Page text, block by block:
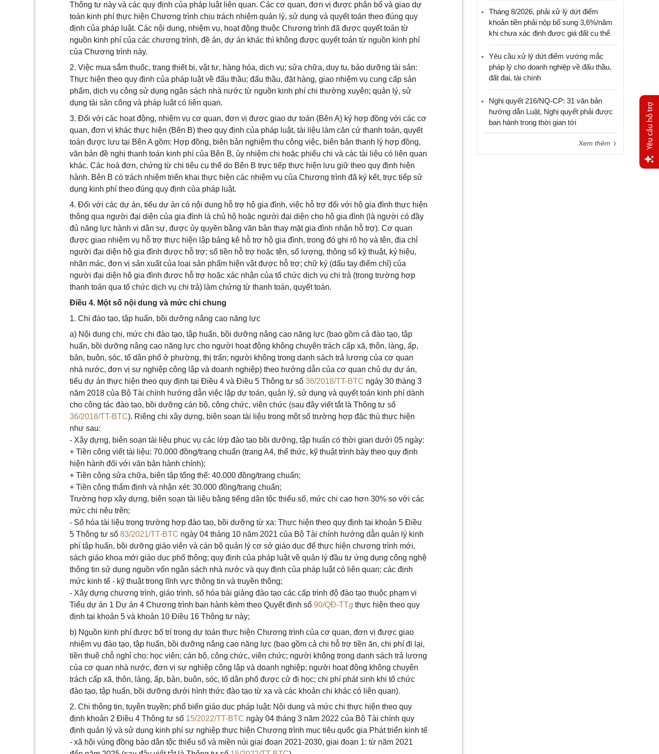
Thông tư này và các quy định của pháp luật liên quan. Các cơ quan, đơn vị được phân bổ và giao dự
toán kinh phí thực hiện Chương trình chịu trách nhiệm quản lý, sử dụng và quyết toán theo đúng quy
định của pháp luật. Các nội dung, nhiệm vụ, hoạt động thuộc Chương trình đã được quyết toán từ
nguồn kinh phí của các chương trình, đề án, dự án khác thì không được quyết toán từ nguồn kinh phí
của Chương trình này.
2. Việc mua sắm thuốc, trang thiết bị, vật tư, hàng hóa, dịch vụ; sửa chữa, duy tu, bảo dưỡng tài sản:
Thực hiện theo quy định của pháp luật về đấu thầu; đấu thầu, đặt hàng, giao nhiệm vụ cung cấp sản
phẩm, dịch vụ công sử dụng ngân sách nhà nước từ nguồn kinh phí chi thường xuyên; quản lý, sử
dụng tài sản công và pháp luật có liên quan.
3. Đối với các hoạt động, nhiệm vụ cơ quan, đơn vị được giao dự toán (Bên A) ký hợp đồng với các cơ
quan, đơn vị khác thực hiện (Bên B) theo quy định của pháp luật, tài liệu làm căn cứ thanh toán, quyết
toán được lưu tại Bên A gồm: Hợp đồng, biên bản nghiệm thu công việc, biên bản thanh lý hợp đồng,
văn bản đề nghị thanh toán kinh phí của Bên B, ủy nhiệm chi hoặc phiếu chi và các tài liệu có liên quan
khác. Các hoá đơn, chứng từ chi tiêu cụ thể do Bên B trực tiếp thực hiện lưu giữ theo quy định hiện
hành. Bên B có trách nhiệm triển khai thực hiện các nhiệm vụ của Chương trình đã ký kết, trực tiếp sử
dụng kinh phí theo đúng quy định của pháp luật.
4. Đối với các dự án, tiểu dự án có nội dung hỗ trợ hộ gia đình, việc hỗ trợ đối với hộ gia đình thực hiện
thông qua người đại diện của gia đình là chủ hộ hoặc người đại diện cho hộ gia đình (là người có đầy
đủ năng lực hành vi dân sự, được ủy quyền bằng văn bản thay mặt gia đình nhận hỗ trợ). Cơ quan
được giao nhiệm vụ hỗ trợ thực hiện lập bảng kê hỗ trợ hộ gia đình, trong đó ghi rõ họ và tên, địa chỉ
người đại diện hộ gia đình được hỗ trợ; số tiền hỗ trợ hoặc tên, số lượng, thông số kỹ thuật, ký hiệu,
nhãn mác, đơn vị sản xuất của loại sản phẩm hiện vật được hỗ trợ; chữ ký (dấu tay điểm chỉ) của
người đại diện hộ gia đình được hỗ trợ hoặc xác nhận của tổ chức dịch vụ chi trả (trong trường hợp
thanh toán qua tổ chức dịch vụ chi trả) làm chứng từ thanh toán, quyết toán.
Điều 4. Một số nội dung và mức chi chung
1. Chi đào tạo, tập huấn, bồi dưỡng nâng cao năng lực
a) Nội dung chi, mức chi đào tạo, tập huấn, bồi dưỡng nâng cao năng lực (bao gồm cả đào tạo, tập
huấn, bồi dưỡng nâng cao năng lực cho người hoạt động không chuyên trách cấp xã, thôn, làng, ấp,
bản, buôn, sóc, tổ dân phố ở phường, thị trấn; người không trong danh sách trả lương của cơ quan
nhà nước, đơn vị sự nghiệp công lập và doanh nghiệp) theo hướng dẫn của cơ quan chủ dự dự án,
tiểu dự án thực hiện theo quy định tại Điều 4 và Điều 5 Thông tư số 36/2018/TT-BTC ngày 30 tháng 3
năm 2018 của Bộ Tài chính hướng dẫn việc lập dự toán, quản lý, sử dụng và quyết toán kinh phí dành
cho công tác đào tạo, bồi dưỡng cán bộ, công chức, viên chức (sau đây viết tắt là Thông tư số
36/2018/TT-BTC). Riêng chi xây dựng, biên soạn tài liệu trong một số trường hợp đặc thù thực hiện
như sau:
- Xây dựng, biên soạn tài liệu phục vụ các lớp đào tạo bồi dưỡng, tập huấn có thời gian dưới 05 ngày:
+ Tiền công viết tài liệu: 70.000 đồng/trang chuẩn (trang A4, thể thức, kỹ thuật trình bày theo quy định
hiện hành đối với văn bản hành chính);
+ Tiền công sửa chữa, biên tập tổng thể: 40.000 đồng/trang chuẩn;
+ Tiền công thẩm định và nhận xét: 30.000 đồng/trang chuẩn;
Trường hợp xây dựng, biên soạn tài liệu bằng tiếng dân tộc thiểu số, mức chi cao hơn 30% so với các
mức chi nêu trên;
- Số hóa tài liệu trong trường hợp đào tạo, bồi dưỡng từ xa: Thực hiện theo quy định tại khoản 5 Điều
5 Thông tư số 83/2021/TT-BTC ngày 04 tháng 10 năm 2021 của Bộ Tài chính hướng dẫn quản lý kinh
phí tập huấn, bồi dưỡng giáo viên và cán bộ quản lý cơ sở giáo dục để thực hiện chương trình mới,
sách giáo khoa mới giáo dục phổ thông; quy định của pháp luật về quản lý đầu tư ứng dụng công nghệ
thông tin sử dụng nguồn vốn ngân sách nhà nước và quy định của pháp luật có liên quan; các định
mức kinh tế - kỹ thuật trong lĩnh vực thông tin và truyền thông;
- Xây dựng chương trình, giáo trình, số hóa bài giảng đào tạo các cấp trình độ đào tạo thuộc phạm vi
Tiểu dự án 1 Dự án 4 Chương trình ban hành kèm theo Quyết định số 90/QĐ-TTg thực hiện theo quy
định tại khoản 5 và khoản 10 Điều 16 Thông tư này;
b) Nguồn kinh phí được bố trí trong dự toán thực hiện Chương trình của cơ quan, đơn vị được giao
nhiệm vụ đào tạo, tập huấn, bồi dưỡng nâng cao năng lực (bao gồm cả chi hỗ trợ tiền ăn, chi phí đi lại,
tiền thuê chỗ nghỉ cho: học viên; cán bộ, công chức, viên chức; người không trong danh sách trả lương
của cơ quan nhà nước, đơn vị sự nghiệp công lập và doanh nghiệp; người hoạt động không chuyên
trách cấp xã, thôn, làng, ấp, bản, buôn, sóc, tổ dân phố được cử đi học; chi phí phát sinh khi tổ chức
đào tạo, tập huấn, bồi dưỡng dưới hình thức đào tạo từ xa và các khoản chi khác có liên quan).
2. Chi thông tin, tuyên truyền; phổ biến giáo dục pháp luật: Nội dung và mức chi thực hiện theo quy
định khoản 2 Điều 4 Thông tư số 15/2022/TT-BTC ngày 04 tháng 3 năm 2022 của Bộ Tài chính quy
định quản lý và sử dụng kinh phí sự nghiệp thực hiện Chương trình mục tiêu quốc gia Phát triển kinh tế
- xã hội vùng đồng bào dân tộc thiểu số và miền núi giai đoạn 2021-2030, giai đoạn 1: từ năm 2021
Tháng 8/2026, phải xử lý dứt điểm
khoản tiền phải nộp bổ sung 3,6%/năm
khi chưa xác định được giá đất cụ thể
Yêu cầu xử lý dứt điểm vướng mắc
pháp lý cho doanh nghiệp về đấu thầu,
đất đai, tài chính
Nghị quyết 216/NQ-CP: 31 văn bản
hướng dẫn Luật, Nghị quyết phải được
ban hành trong thời gian tới
Xem thêm